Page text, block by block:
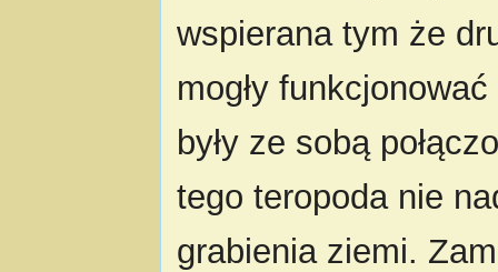
wspierana tym że
mogły
były ze sobą
tego teropoda nie
grabienia ziemi.